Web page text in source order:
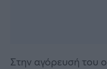
Στην αγόρευσή του